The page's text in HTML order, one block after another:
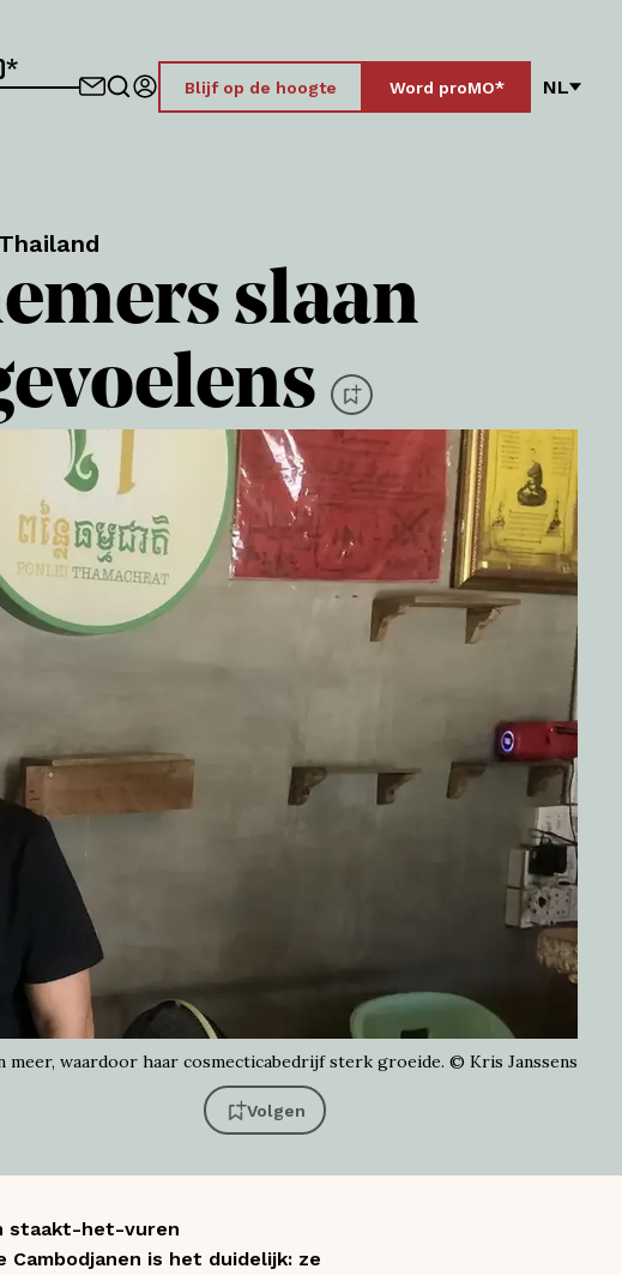
Blijf op de hoogte Word proMO* NL
slaan
meer, waardoor haar cosmecticabedrijf sterk groeide. © Kris Janssens
Volgen
staakt-het-vuren
Cambodjanen is het duidelijk: ze